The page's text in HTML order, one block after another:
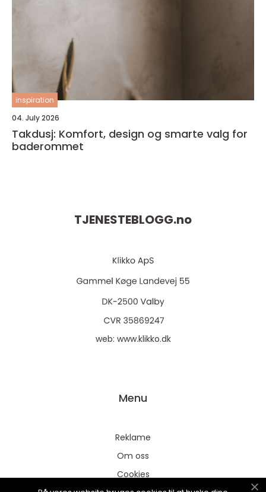
inspiration
04. July 2026
Takdusj: Komfort, design og smarte valg for
baderommet
TJENESTEBLOGG.no
web: www.klikko.dk
Menu
Reklame
Om oss
Cookies